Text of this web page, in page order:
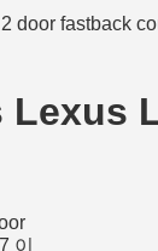
Lexus